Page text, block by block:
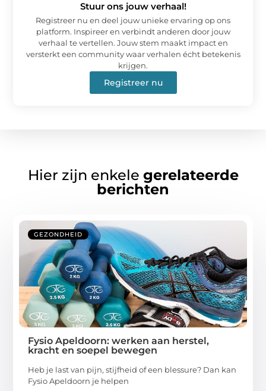
Stuur ons jouw verhaal!
Registreer nu en deel jouw unieke ervaring op ons
platform. Inspireer en verbindt anderen door jouw
verhaal te vertellen. Jouw stem maakt impact en
versterkt een community waar verhalen écht betekenis
krijgen.
Registreer nu
Hier zijn enkele gerelateerde
berichten
GEZONDHEID
Fysio Apeldoorn: werken aan herstel,
kracht en soepel bewegen
Heb je last van pijn, stijfheid of een blessure? Dan kan
Fysio Apeldoorn je helpen